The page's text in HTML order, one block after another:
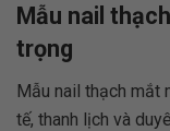
Mẫu nail
trọng
Mẫu nail thạch mắt
tế, thanh lịch và